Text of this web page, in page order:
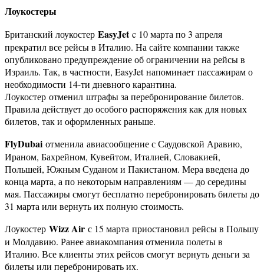
Лоукостеры
Британский лоукостер EasyJetc 10 марта по 3 апреля
прекратил все рейсы в Италию. На сайте компании также
опубликовано предупреждение об ограничении на рейсы в
Израиль. Так, в частности, EasyJet напоминает пассажирам о
необходимости 14-ти дневного карантина.
Лоукостер отменил штрафы за перебронирование билетов.
Правила действует до особого распоряжения как для новых
билетов, так и оформленных раньше.
FlyDubai отменила авиасообщение с Саудовской Аравию,
Ираном, Бахрейном, Кувейтом, Италией, Словакией,
Польшей, Южным Суданом и Пакистаном. Мера введена до
конца марта, а по некоторым направлениям — до середины
мая. Пассажиры смогут бесплатно перебронировать билеты до
31 марта или вернуть их полную стоимость.
Лоукостер Wizz Air с 15 марта приостановил рейсы в Польшу
и Молдавию. Ранее авиакомпания отменила полеты в
Италию. Все клиенты этих рейсов смогут вернуть деньги за
билеты или перебронировать их.